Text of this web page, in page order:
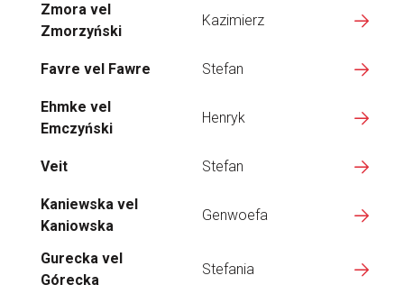
Zmora vel
Zmorzyński
Kazimierz
Favre vel Fawre Stefan
Ehmke vel
Emczyński
Henryk
Veit Stefan
Kaniewska vel
Kaniowska
Genwoefa
Gurecka vel
Górecka
Stefania